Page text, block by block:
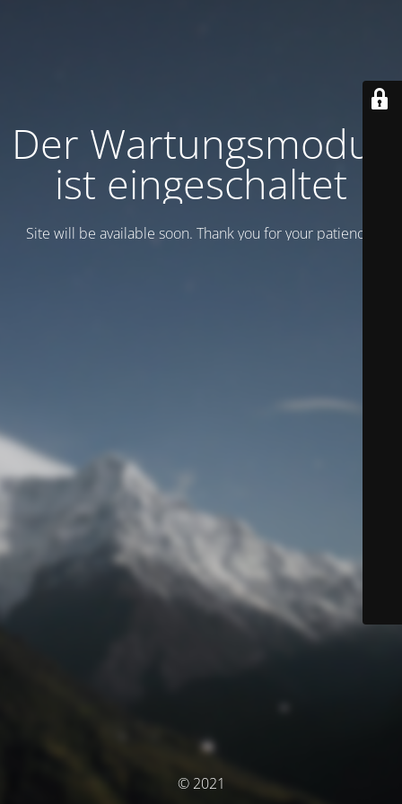
Der Wartungsmodus
ist eingeschaltet
Site will be available soon. Thank you for your patience!
© 2021